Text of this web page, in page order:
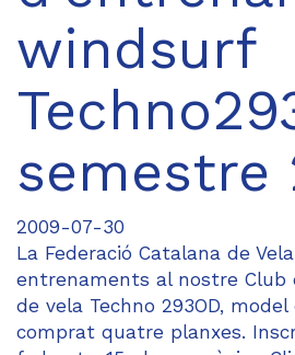
windsurf
semestre
2009-07-30
La Federació Catalana de
entrenaments al nostre Club
de vela Techno 293OD,
comprat quatre planxes.